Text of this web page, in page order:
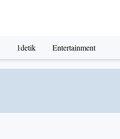
1detik Entertainment